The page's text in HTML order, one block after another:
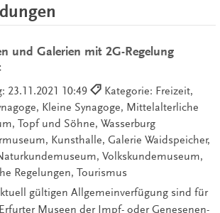
und Galerien mit 2G-Regelung
23.11.2021 10:49
Kategorie: Freizeit,
Kleine Synagoge, Mittelalterliche
Topf und Söhne, Wasserburg
Kunsthalle, Galerie Waidspeicher,
Volkskundemuseum,
Regelungen, Tourismus
gültigen Allgemeinverfügung sind für
Museen der Impf- oder Genesenen-